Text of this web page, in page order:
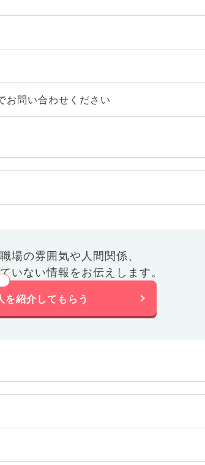
お問い合わせください
職場の雰囲気や人間関係、
いない情報をお伝えします。
を紹介してもらう